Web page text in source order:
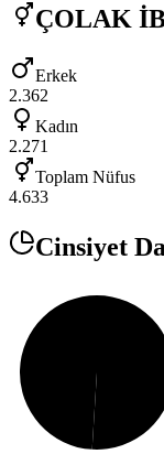
ÇOLAK
Erkek
2.362
Kadın
2.271
Toplam Nüfus
4.633
Cinsiyet